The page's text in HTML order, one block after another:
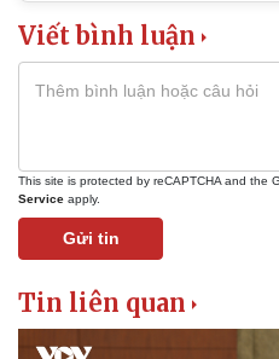
Kinh tế
Khởi nghiệp
Viết bình luận
This site is protected by reCAPTCHA and the
Service apply.
Gửi tin
Tin liên quan